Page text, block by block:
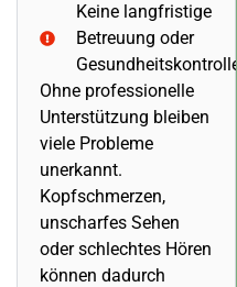
Keine langfristige
Betreuung oder
Gesundheitskontrolle
Ohne professionelle
Unterstützung bleiben
viele Probleme
unerkannt.
Kopfschmerzen,
unscharfes Sehen
oder schlechtes Hören
können dadurch